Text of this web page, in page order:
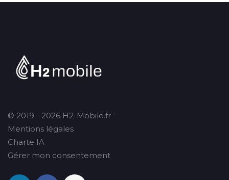
© 2019 - 2026 H2-Mobile.fr
Mentions légales
Charte IA
Gérer mon consentement